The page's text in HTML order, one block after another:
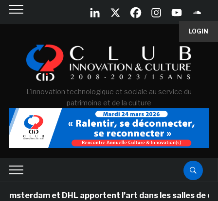
LOGIN
L'innovation technologique et sociale au service du
patrimoine et de la culture
et DHL apportent l’art dans les salles de classe des